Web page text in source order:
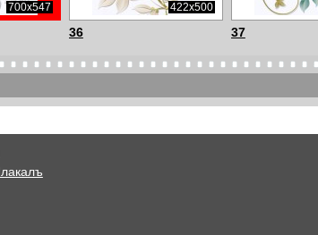
700x547 422x500
36 37
503x500 737x562